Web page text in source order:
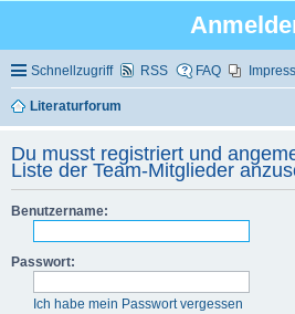
Schnellzugriff RSS FAQ
Literaturforum
Du musst registriert und
Liste der Team-Mitglieder
Benutzername:
Passwort:
Ich habe mein Passwort vergessen